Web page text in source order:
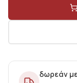
δωρεάν